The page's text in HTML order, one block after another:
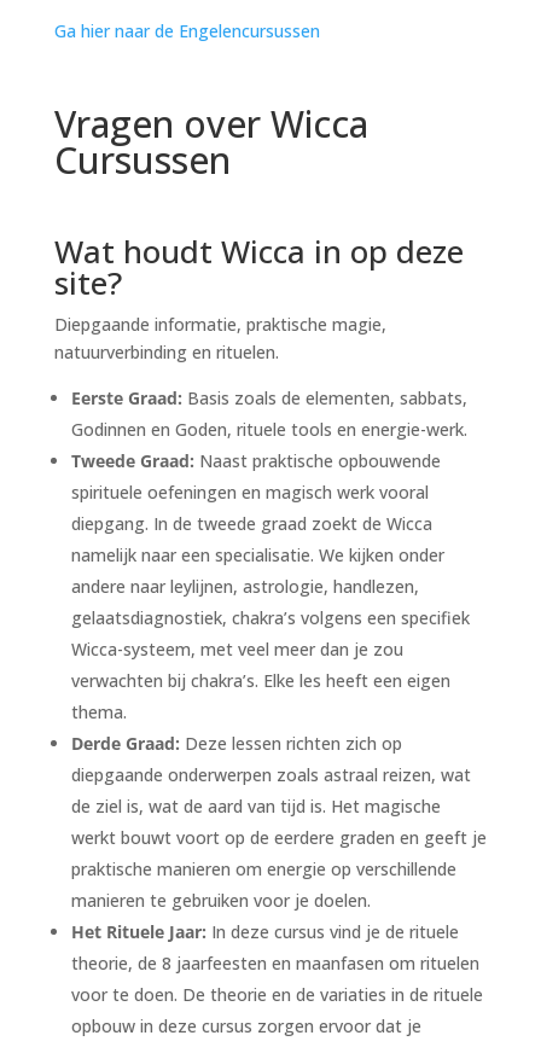
Ga hier naar de Engelencursussen
Vragen over Wicca
Cursussen
Wat houdt Wicca in op deze
site?
Diepgaande informatie, praktische magie,
natuurverbinding en rituelen.
Eerste Graad: Basis zoals de elementen, sabbats,
Godinnen en Goden, rituele tools en energie-werk.
Tweede Graad: Naast praktische opbouwende
spirituele oefeningen en magisch werk vooral
diepgang. In de tweede graad zoekt de Wicca
namelijk naar een specialisatie. We kijken onder
andere naar leylijnen, astrologie, handlezen,
gelaatsdiagnostiek, chakra’s volgens een specifiek
Wicca-systeem, met veel meer dan je zou
verwachten bij chakra’s. Elke les heeft een eigen
thema.
Derde Graad: Deze lessen richten zich op
diepgaande onderwerpen zoals astraal reizen, wat
de ziel is, wat de aard van tijd is. Het magische
werkt bouwt voort op de eerdere graden en geeft je
praktische manieren om energie op verschillende
manieren te gebruiken voor je doelen.
Het Rituele Jaar: In deze cursus vind je de rituele
theorie, de 8 jaarfeesten en maanfasen om rituelen
voor te doen. De theorie en de variaties in de rituele
opbouw in deze cursus zorgen ervoor dat je